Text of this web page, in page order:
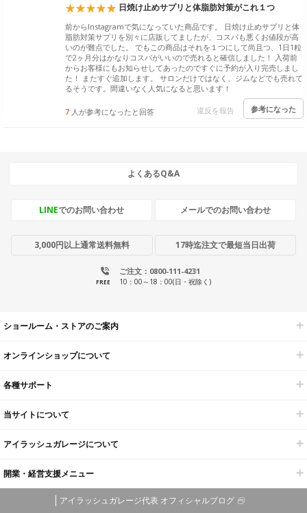
日焼け止めサプリと体脂肪対策がこれ１つ
前からInstagramで気になっていた商品です。 日焼け止めサプリと体
脂肪対策サプリを別々に店販してましたが、コスパも悪くお値段が高
いのが難点でした。 でもこの商品はそれを１つにして尚且つ、1日1粒
で2ヶ月分はかなりコスパがいいので売れると確信しました！ 入荷前
からお客様にもお知らせしてあったのですぐに予約が入り完売しまし
た！ またすぐ追加します。 サロンだけではなく、ジムなどでも売れて
るそうです。間違いなく人気になると思います！
7 人が参考になったと回答 違反を報告 参考になった
よくあるQ&A
LINEでのお問い合わせ メールでのお問い合わせ
3,000円以上通常送料無料 17時迄注文で最短当日出荷
ご注文：0800-111-4231
FREE 10：00～18：00(日・祝除く)
ショールーム・ストアのご案内
オンラインショップについて
各種サポート
当サイトについて
アイラッシュガレージについて
開業・経営支援メニュー
アイラッシュガレージ代表 オフィシャルブログ